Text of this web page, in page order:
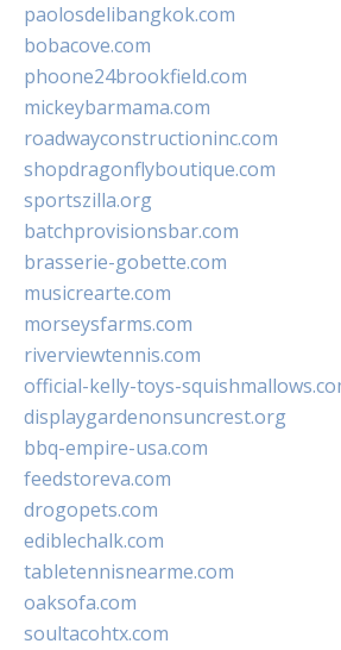
paolosdelibangkok.com
bobacove.com
phoone24brookfield.com
mickeybarmama.com
roadwayconstructioninc.com
shopdragonflyboutique.com
sportszilla.org
batchprovisionsbar.com
brasserie-gobette.com
musicrearte.com
morseysfarms.com
riverviewtennis.com
official-kelly-toys-
displaygardenonsuncrest.org
bbq-empire-usa.com
feedstoreva.com
drogopets.com
ediblechalk.com
tabletennisnearme.com
oaksofa.com
soultacohtx.com